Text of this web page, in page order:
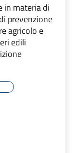
in materia di
prevenzione
agricolo e
edili